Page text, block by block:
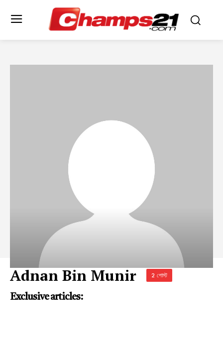
Adnan Bin Munir 2 পোস্ট
Exclusive articles: